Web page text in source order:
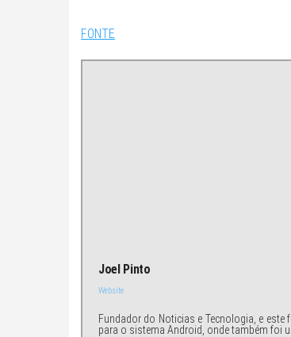
FONTE
Joel Pinto
Website
Fundador do Noticias e Tecnologia, e
para o sistema Android, onde também foi